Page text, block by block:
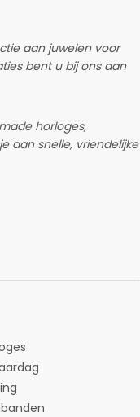
aan juwelen voor
bent u bij ons aan
horloges,
aan snelle, vriendelijke